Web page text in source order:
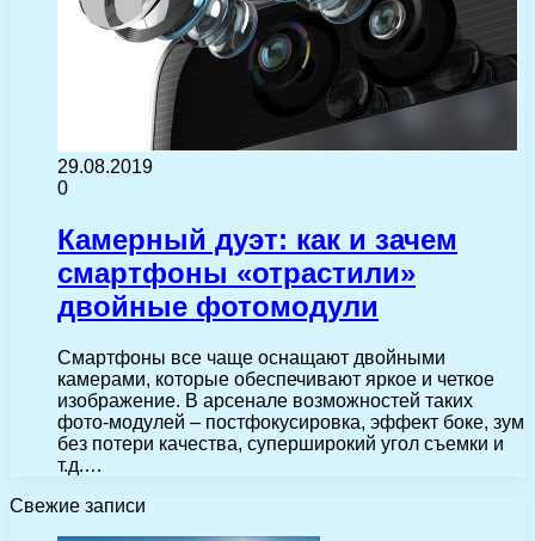
29.08.2019
0
Камерный дуэт: как и зачем
смартфоны «отрастили»
двойные фотомодули
Смартфоны все чаще оснащают двойными
камерами, которые обеспечивают яркое и четкое
изображение. В арсенале возможностей таких
фото-модулей – постфокусировка, эффект боке, зум
без потери качества, суперширокий угол съемки и
т.д.…
Свежие записи